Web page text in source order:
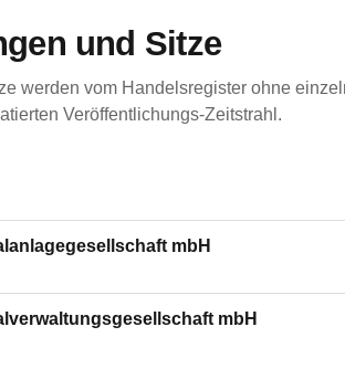
und Sitze
werden vom Handelsregister ohne
Veröffentlichungs-Zeitstrahl.
mbH
mbH